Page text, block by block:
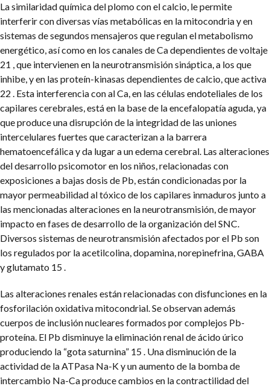
La similaridad química del plomo con el calcio, le permite
interferir con diversas vías metabólicas en la mitocondria y en
sistemas de segundos mensajeros que regulan el metabolismo
energético, así como en los canales de Ca dependientes de voltaje
21 , que intervienen en la neurotransmisión sináptica, a los que
inhibe, y en las proteín-kinasas dependientes de calcio, que activa
22 . Esta interferencia con al Ca, en las células endoteliales de los
capilares cerebrales, está en la base de la encefalopatía aguda, ya
que produce una disrupción de la integridad de las uniones
intercelulares fuertes que caracterizan a la barrera
hematoencefálica y da lugar a un edema cerebral. Las alteraciones
del desarrollo psicomotor en los niños, relacionadas con
exposiciones a bajas dosis de Pb, están condicionadas por la
mayor permeabilidad al tóxico de los capilares inmaduros junto a
las mencionadas alteraciones en la neurotransmisión, de mayor
impacto en fases de desarrollo de la organización del SNC.
Diversos sistemas de neurotransmisión afectados por el Pb son
los regulados por la acetilcolina, dopamina, norepinefrina, GABA
y glutamato 15 .
Las alteraciones renales están relacionadas con disfunciones en la
fosforilación oxidativa mitocondrial. Se observan además
cuerpos de inclusión nucleares formados por complejos Pb-
proteína. El Pb disminuye la eliminación renal de ácido úrico
produciendo la “gota saturnina” 15 . Una disminución de la
actividad de la ATPasa Na-K y un aumento de la bomba de
intercambio Na-Ca produce cambios en la contractilidad del